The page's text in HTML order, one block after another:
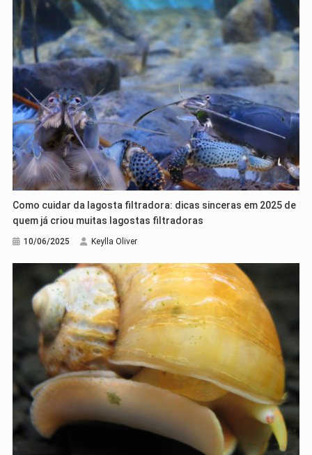
Como cuidar da lagosta filtradora: dicas sinceras em 2025 de
quem já criou muitas lagostas filtradoras
10/06/2025 Keylla Oliver